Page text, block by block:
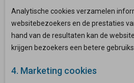
Analytische cookies verzamelen
websitebezoekers en de prestaties
hand van de resultaten kan de
krijgen bezoekers een betere
4. Marketing cookies